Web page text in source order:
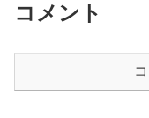
コメント